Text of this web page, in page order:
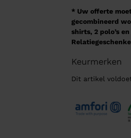
* Uw offerte
gecombineerd
shirts, 2 polo’s
Keurmerken
Dit artikel